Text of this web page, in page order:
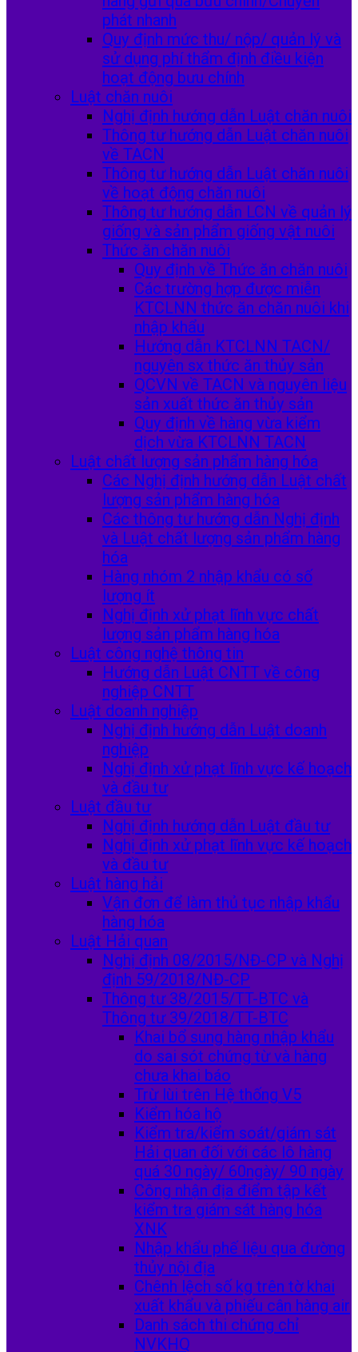
phát nhanh
Quy định mức thu/ nộp/ quản lý và
sử dụng phí thẩm định điều kiện
hoạt động bưu chính
Luật chăn nuôi
Nghị định hướng dẫn Luật chăn nuôi
Thông tư hướng dẫn Luật chăn nuôi
về TACN
Thông tư hướng dẫn Luật chăn nuôi
về hoạt động chăn nuôi
Thông tư hướng dẫn LCN về quản lý
giống và sản phẩm giống vật nuôi
Thức ăn chăn nuôi
Quy định về Thức ăn chăn nuôi
Các trường hợp được miễn
KTCLNN thức ăn chăn nuôi khi
nhập khẩu
Hướng dẫn KTCLNN TACN/
nguyên sx thức ăn thủy sản
QCVN về TACN và nguyên liệu
sản xuất thức ăn thủy sản
Quy định về hàng vừa kiểm
dịch vừa KTCLNN TACN
Luật chất lượng sản phẩm hàng hóa
Các Nghị định hướng dẫn Luật chất
lượng sản phẩm hàng hóa
Các thông tư hướng dẫn Nghị định
và Luật chất lượng sản phẩm hàng
hóa
Hàng nhóm 2 nhập khẩu có số
lượng ít
Nghị định xử phạt lĩnh vực chất
lượng sản phẩm hàng hóa
Luật công nghệ thông tin
Hướng dẫn Luật CNTT về công
nghiệp CNTT
Luật doanh nghiệp
Nghị định hướng dẫn Luật doanh
nghiệp
Nghị định xử phạt lĩnh vực kế hoạch
và đầu tư
Luật đầu tư
Nghị định hướng dẫn Luật đầu tư
Nghị định xử phạt lĩnh vực kế hoạch
và đầu tư
Luật hàng hải
Vận đơn để làm thủ tục nhập khẩu
hàng hóa
Luật Hải quan
Nghị định 08/2015/NĐ-CP và Nghị
định 59/2018/NĐ-CP
Thông tư 38/2015/TT-BTC và
Thông tư 39/2018/TT-BTC
Khai bổ sung hàng nhập khẩu
do sai sót chứng từ và hàng
chưa khai báo
Trừ lùi trên Hệ thống V5
Kiểm hóa hộ
Kiểm tra/kiểm soát/giám sát
Hải quan đối với các lô hàng
quá 30 ngày/ 60ngày/ 90 ngày
Công nhận địa điểm tập kết
kiểm tra giám sát hàng hóa
XNK
Nhập khẩu phế liệu qua đường
thủy nội địa
Chênh lệch số kg trên tờ khai
xuất khẩu và phiếu cân hàng air
Danh sách thi chứng chỉ
NVKHQ